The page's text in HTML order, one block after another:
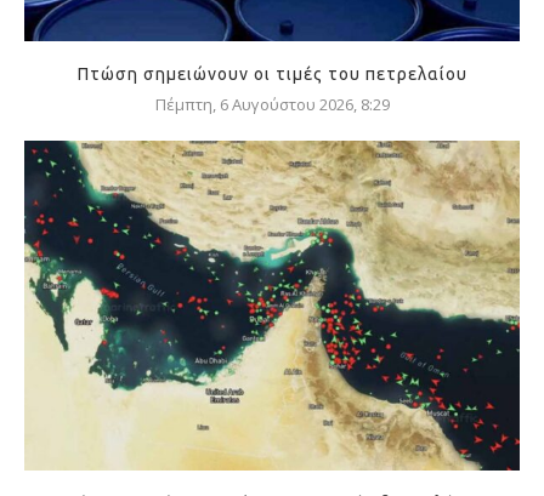
Πτώση σημειώνουν οι τιμές του πετρελαίου
Πέμπτη, 6 Αυγούστου 2026, 8:29